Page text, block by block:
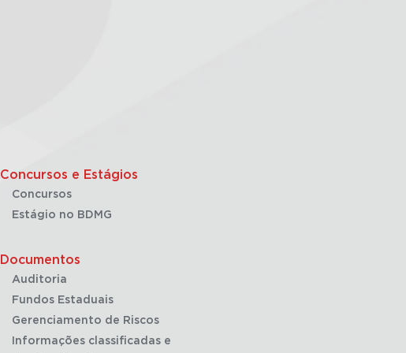
Concursos e Estágios
Concursos
Estágio no BDMG
Documentos
Auditoria
Fundos Estaduais
Gerenciamento de Riscos
Informações classificadas e